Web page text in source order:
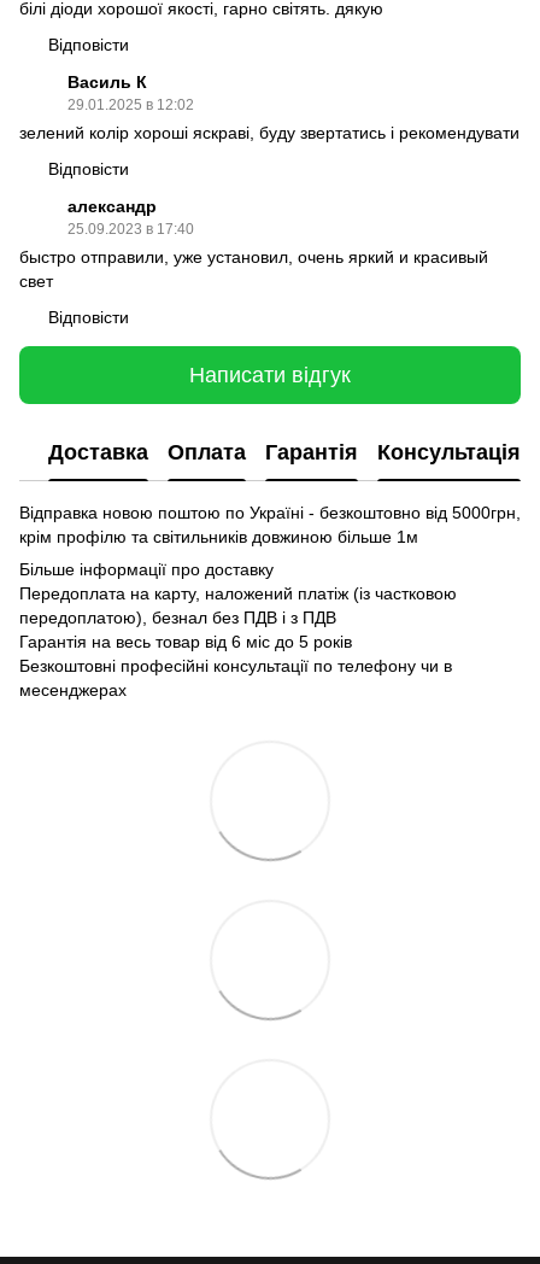
білі діоди хорошої якості, гарно світять. дякую
Відповісти
Василь К
29.01.2025 в 12:02
зелений колір хороші яскраві, буду звертатись і рекомендувати
Відповісти
александр
25.09.2023 в 17:40
быстро отправили, уже установил, очень яркий и красивый
свет
Відповісти
Написати відгук
Доставка Оплата Гарантія Консультація
Відправка новою поштою по Україні - безкоштовно від 5000грн,
крім профілю та світильників довжиною більше 1м
Більше інформації про доставку
Передоплата на карту, наложений платіж (із частковою
передоплатою), безнал без ПДВ і з ПДВ
Гарантія на весь товар від 6 міс до 5 років
Безкоштовні професійні консультації по телефону чи в
месенджерах